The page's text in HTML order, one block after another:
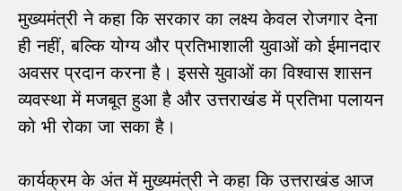
मुख्यमंत्री ने कहा कि सरकार का लक्ष्य केवल रोजगार देना
ही नहीं, बल्कि योग्य और प्रतिभाशाली युवाओं को ईमानदार
अवसर प्रदान करना है। इससे युवाओं का विश्वास शासन
व्यवस्था में मजबूत हुआ है और उत्तराखंड में प्रतिभा पलायन
को भी रोका जा सका है।
कार्यक्रम के अंत में मुख्यमंत्री ने कहा कि उत्तराखंड आज